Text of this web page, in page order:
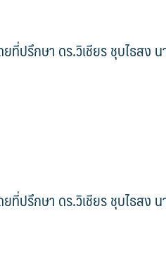
ยที่ปรึกษา ดร.วิเชียร ชุบไธสง
ยที่ปรึกษา ดร.วิเชียร ชุบไธสง